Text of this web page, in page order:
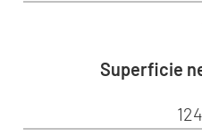
Superficie